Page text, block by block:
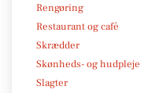
Rengøring
Restaurant og café
Skrædder
Skønheds- og hudpleje
Slagter